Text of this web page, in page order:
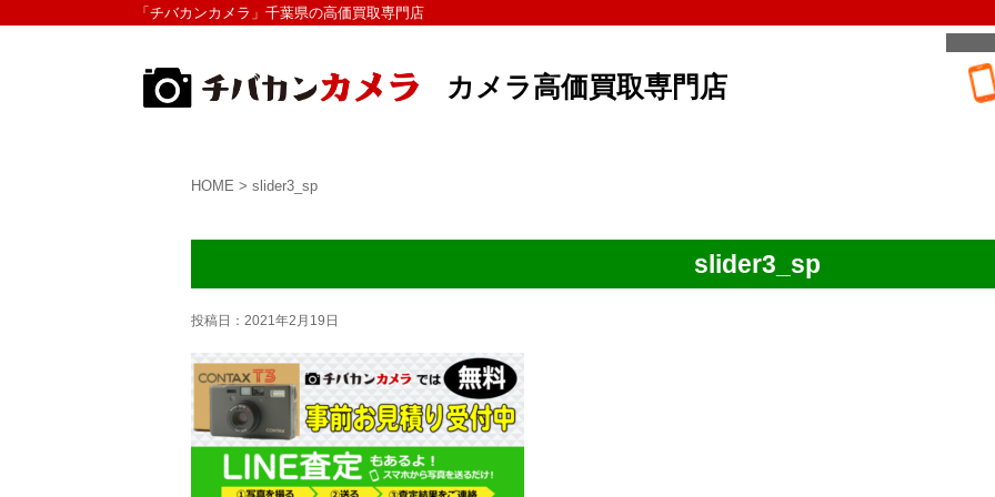
「チバカンカメラ」千葉県の高価買取専門店
カメラ高価買取専門店
HOME > slider3_sp
slider3_sp
投稿日： 2021年2月19日